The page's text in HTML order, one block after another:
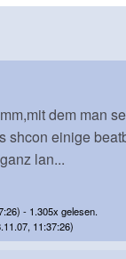
dem man
shcon einige
lan...
- 1.305x gelesen.
11:37:26)